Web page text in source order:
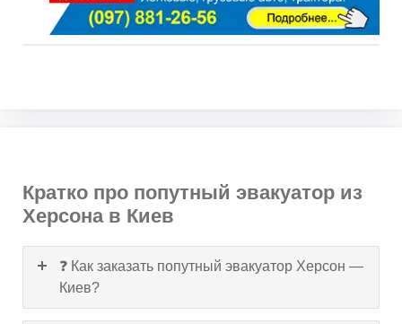
Кратко про попутный эвакуатор из
Херсона в Киев
❓ Как заказать попутный эвакуатор Херсон —
Киев?